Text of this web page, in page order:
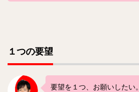
１つの要望
要望を１つ、お願いしたい。